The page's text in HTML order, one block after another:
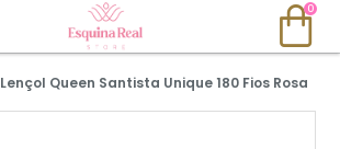
0
Lençol Queen Santista Unique 180 Fios Rosa